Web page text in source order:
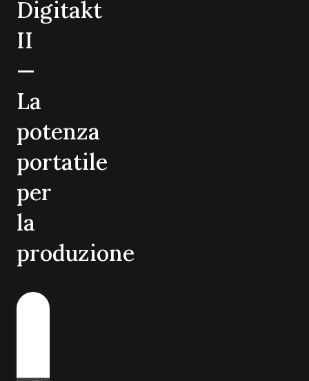
Digitakt
II
—
La
potenza
portatile
per
la
produzione